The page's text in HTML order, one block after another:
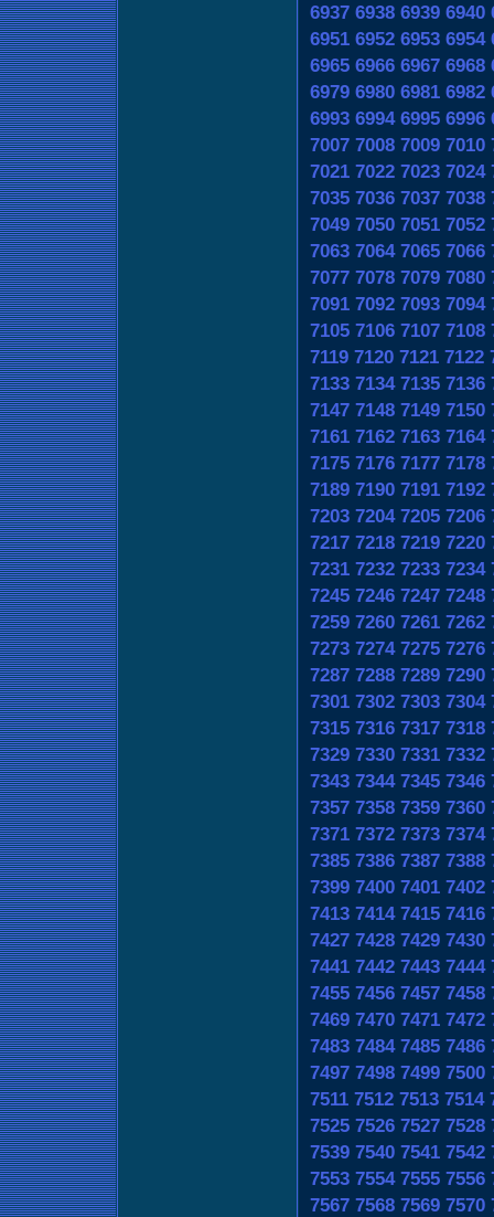
6937 6938 6939 6940
6951 6952 6953 6954
6965 6966 6967 6968
6979 6980 6981 6982
6993 6994 6995 6996
7007 7008 7009 7010
7021 7022 7023 7024
7035 7036 7037 7038
7049 7050 7051 7052
7063 7064 7065 7066
7077 7078 7079 7080
7091 7092 7093 7094
7105 7106 7107 7108
7119 7120 7121 7122
7133 7134 7135 7136
7147 7148 7149 7150
7161 7162 7163 7164
7175 7176 7177 7178
7189 7190 7191 7192
7203 7204 7205 7206
7217 7218 7219 7220
7231 7232 7233 7234
7245 7246 7247 7248
7259 7260 7261 7262
7273 7274 7275 7276
7287 7288 7289 7290
7301 7302 7303 7304
7315 7316 7317 7318
7329 7330 7331 7332
7343 7344 7345 7346
7357 7358 7359 7360
7371 7372 7373 7374
7385 7386 7387 7388
7399 7400 7401 7402
7413 7414 7415 7416
7427 7428 7429 7430
7441 7442 7443 7444
7455 7456 7457 7458
7469 7470 7471 7472
7483 7484 7485 7486
7497 7498 7499 7500
7511 7512 7513 7514
7525 7526 7527 7528
7539 7540 7541 7542
7553 7554 7555 7556
7567 7568 7569 7570